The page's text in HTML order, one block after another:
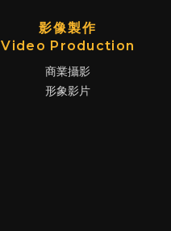
影像製作
Video Production
商業攝影
形象影片